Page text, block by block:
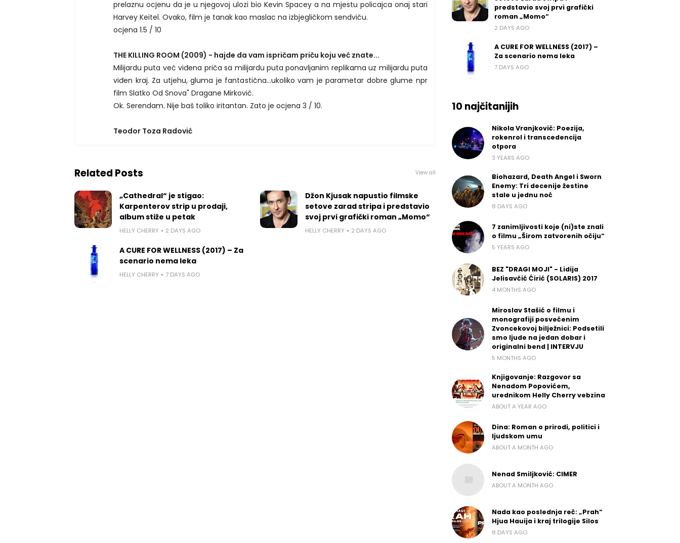
prelaznu ocjenu da je u njegovoj ulozi bio Kevin Spacey a na mjestu policajca onaj stari
Harvey Keitel. Ovako, film je tanak kao maslac na izbjegličkom sendviču.
ocjena 1.5 / 10
THE KILLING ROOM (2009) - hajde da vam ispričam priču koju već znate...
Milijardu puta već viđena priča sa milijardu puta ponavljanim replikama uz milijardu puta
viđen kraj. Za utjehu, gluma je fantastična...ukoliko vam je parametar dobre glume npr
film Slatko Od Snova" Dragane Mirkovič.
Ok. Serendam. Nije baš toliko iritantan. Zato je ocjena 3 / 10.
Teodor Toza Radović
Related Posts View all
„Cathedral“ je stigao:
Karpenterov strip u prodaji,
album stiže u petak
HELLY CHERRY 2 DAYS AGO
Džon Kjusak napustio filmske
setove zarad stripa i predstavio
svoj prvi grafički roman „Momo“
HELLY CHERRY 2 DAYS AGO
A CURE FOR WELLNESS (2017) – Za
scenario nema leka
HELLY CHERRY 7 DAYS AGO
predstavio svoj prvi grafički
roman „Momo“
2 DAYS AGO
A CURE FOR WELLNESS (2017) –
Za scenario nema leka
7 DAYS AGO
10 najčitanijih
Nikola Vranjković: Poezija,
rokenrol i transcedencija
otpora
3 YEARS AGO
Biohazard, Death Angel i Sworn
Enemy: Tri decenije žestine
stale u jednu noć
8 DAYS AGO
7 zanimljivosti koje (ni)ste znali
o filmu „Širom zatvorenih očiju“
5 YEARS AGO
BEZ "DRAGI MOJI" - Lidija
Jelisavčić Ćirić (SOLARIS) 2017
4 MONTHS AGO
Miroslav Stašić o filmu i
monografiji posvećenim
Zvoncekovoj bilježnici: Podsetili
smo ljude na jedan dobar i
originalni bend | INTERVJU
5 MONTHS AGO
Knjigovanje: Razgovor sa
Nenadom Popovićem,
urednikom Helly Cherry vebzina
ABOUT A YEAR AGO
Dina: Roman o prirodi, politici i
ljudskom umu
ABOUT A MONTH AGO
Nenad Smiljković: CIMER
ABOUT A MONTH AGO
Nada kao poslednja reč: „Prah“
Hjua Hauija i kraj trilogije Silos
8 DAYS AGO